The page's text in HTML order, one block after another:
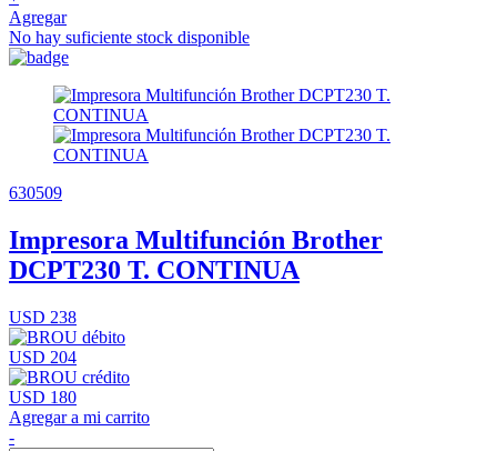
Agregar
No hay suficiente stock disponible
630509
Impresora Multifunción Brother
DCPT230 T. CONTINUA
USD 238
USD 204
USD 180
Agregar a mi carrito
-